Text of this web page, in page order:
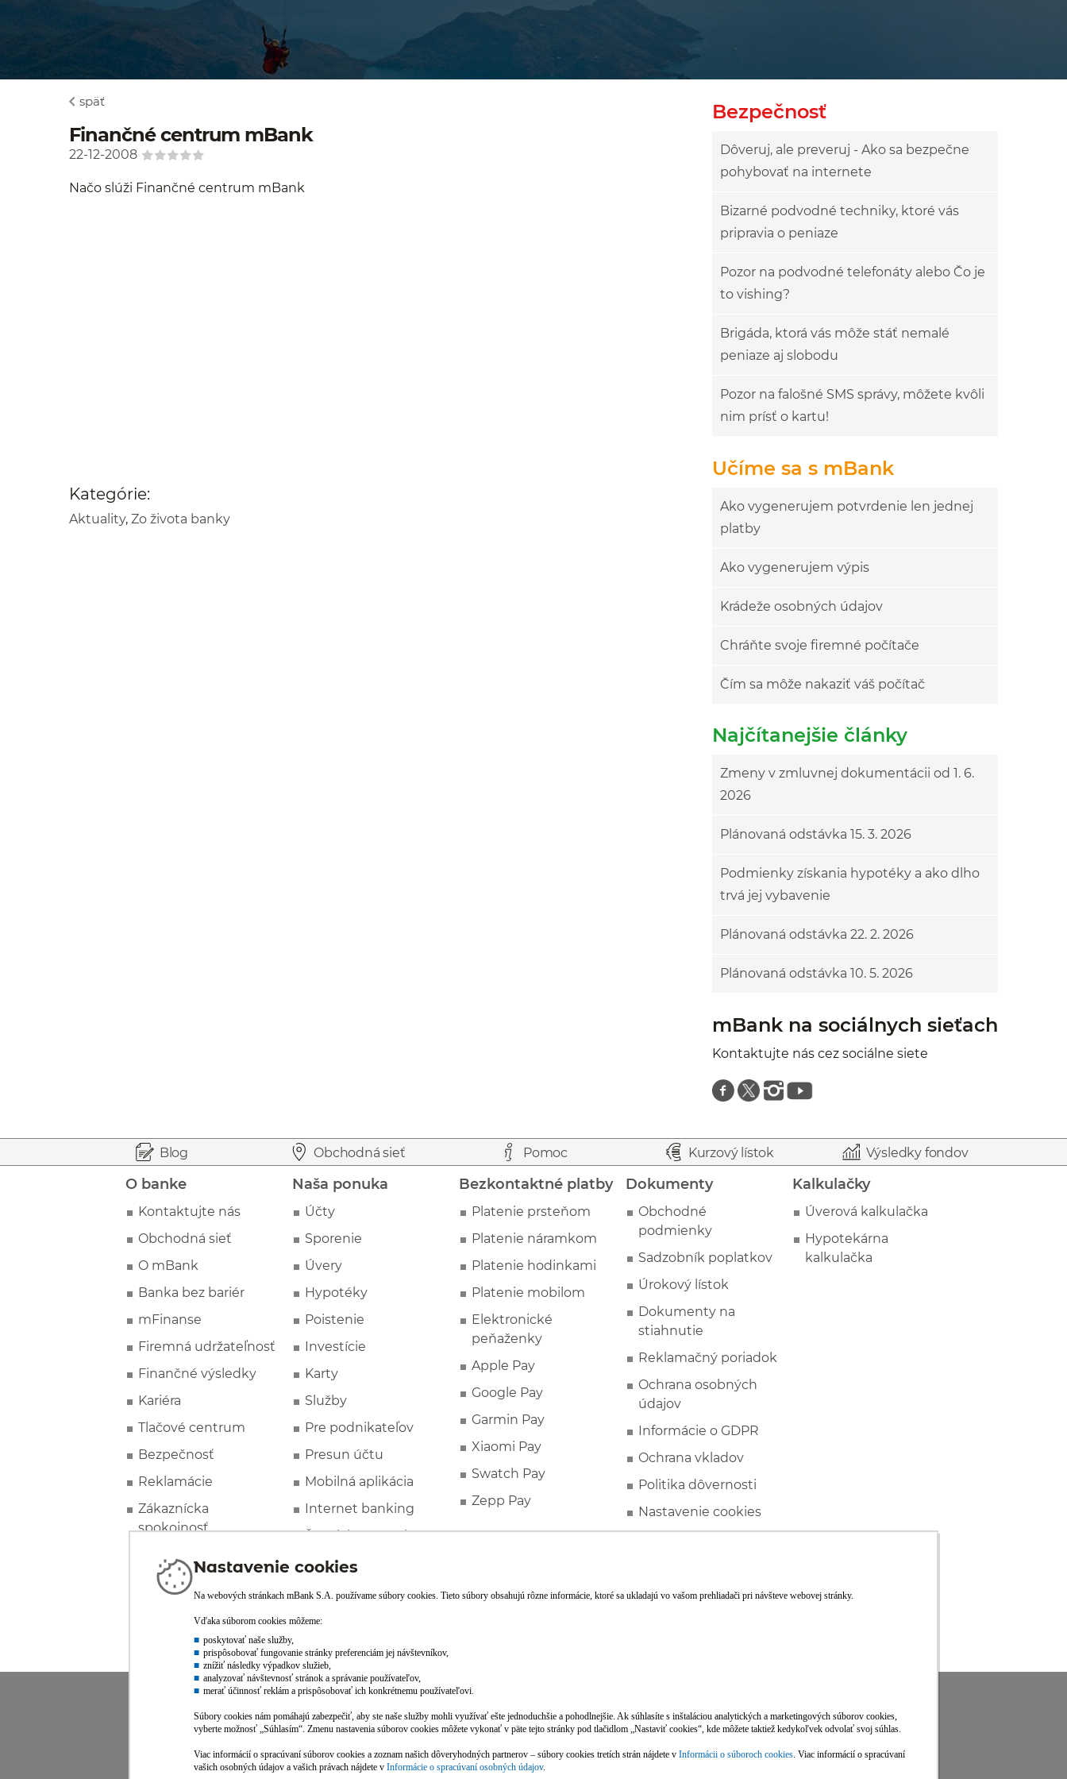
späť
Finančné centrum mBank
22-12-2008
Načo slúži Finančné centrum mBank
Kategórie:
Aktuality, Zo života banky
Bezpečnosť
Dôveruj, ale preveruj - Ako sa bezpečne
pohybovať na internete
Bizarné podvodné techniky, ktoré vás
pripravia o peniaze
Pozor na podvodné telefonáty alebo Čo je
to vishing?
Brigáda, ktorá vás môže stáť nemalé
peniaze aj slobodu
Pozor na falošné SMS správy, môžete kvôli
nim prísť o kartu!
Učíme sa s mBank
Ako vygenerujem potvrdenie len jednej
platby
Ako vygenerujem výpis
Krádeže osobných údajov
Chráňte svoje firemné počítače
Čím sa môže nakaziť váš počítač
Najčítanejšie články
Zmeny v zmluvnej dokumentácii od 1. 6.
2026
Plánovaná odstávka 15. 3. 2026
Podmienky získania hypotéky a ako dlho
trvá jej vybavenie
Plánovaná odstávka 22. 2. 2026
Plánovaná odstávka 10. 5. 2026
mBank na sociálnych sieťach
Kontaktujte nás cez sociálne siete
Znajdź nas na facebooku
Znajdź nas na twitterze
Znajdź nas na instagramie
Znajdź nas na youtube
Blog Obchodná sieť Pomoc Kurzový lístok Výsledky fondov
O banke
Kontaktujte nás
Obchodná sieť
O mBank
Banka bez bariér
mFinanse
Firemná udržateľnosť
Finančné výsledky
Kariéra
Tlačové centrum
Bezpečnosť
Reklamácie
Zákaznícka
spokojnosť
Naša ponuka
Účty
Sporenie
Úvery
Hypotéky
Poistenie
Investície
Karty
Služby
Pre podnikateľov
Presun účtu
Mobilná aplikácia
Internet banking
Špeciálne ponuky
Bezkontaktné platby
Platenie prsteňom
Platenie náramkom
Platenie hodinkami
Platenie mobilom
Elektronické
peňaženky
Apple Pay
Google Pay
Garmin Pay
Xiaomi Pay
Swatch Pay
Zepp Pay
Dokumenty
Obchodné
podmienky
Sadzobník poplatkov
Úrokový lístok
Dokumenty na
stiahnutie
Reklamačný poriadok
Ochrana osobných
údajov
Informácie o GDPR
Ochrana vkladov
Politika dôvernosti
Nastavenie cookies
Kalkulačky
Úverová kalkulačka
Hypotekárna
kalkulačka
Viac informácií